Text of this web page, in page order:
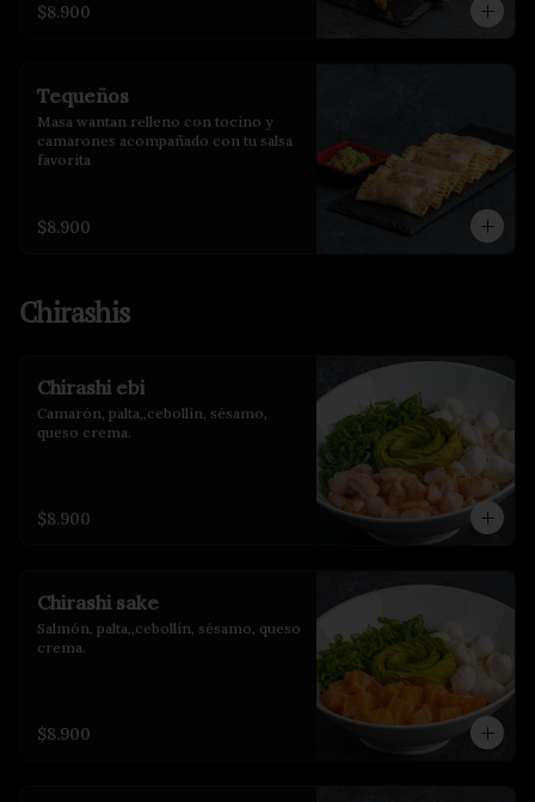
$8.900
Tequeños
Masa wantan relleno con tocino y
camarones acompañado con tu salsa
favorita
$8.900
Chirashis
Chirashi ebi
Camarón, palta,,cebollín, sésamo,
queso crema.
$8.900
Chirashi sake
Salmón, palta,,cebollín, sésamo, queso
crema.
$8.900